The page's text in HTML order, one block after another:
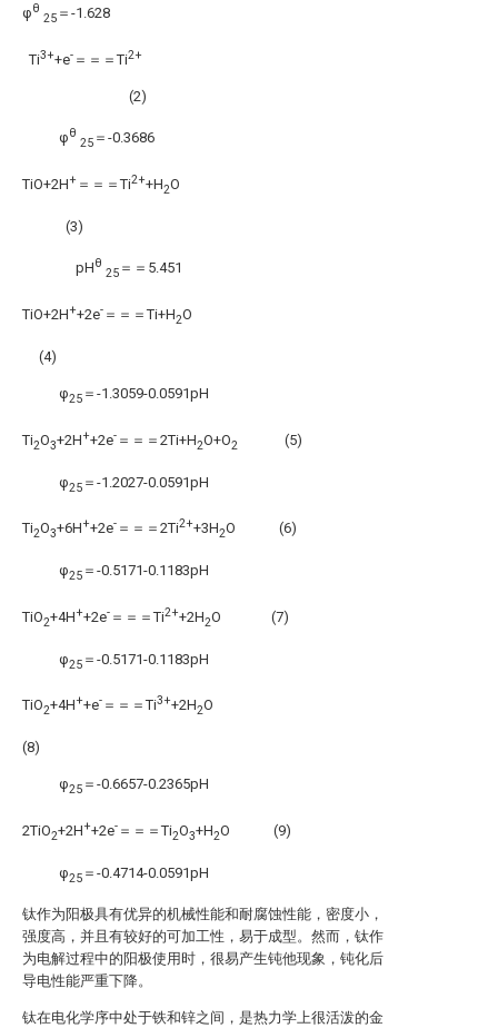
φθ
25 ＝-1.628
Ti3++e- ＝＝＝Ti2+
(2)
φθ
25 ＝-0.3686
TiO+2H+ ＝＝＝Ti2++H2O
(3)
pHθ
25 ＝＝5.451
TiO+2H++2e- ＝＝＝Ti+H2O
(4)
φ25 ＝-1.3059-0.0591pH
Ti2O3+2H++2e- ＝＝＝2Ti+H2O+O2 (5)
φ25 ＝-1.2027-0.0591pH
Ti2O3+6H++2e- ＝＝＝2Ti2++3H2O (6)
φ25 ＝-0.5171-0.1183pH
TiO2+4H++2e- ＝＝＝Ti2++2H2O (7)
φ25 ＝-0.5171-0.1183pH
TiO2+4H++e- ＝＝＝Ti3++2H2O
(8)
φ25 ＝-0.6657-0.2365pH
2TiO2+2H++2e- ＝＝＝Ti2O3+H2O (9)
φ25 ＝-0.4714-0.0591pH
钛作为阳极具有优异的机械性能和耐腐蚀性能，密度小，
强度高，并且有较好的可加工性，易于成型。然而，钛作
为电解过程中的阳极使用时，很易产生钝他现象，钝化后
导电性能严重下降。
钛在电化学序中处于铁和锌之间，是热力学上很活泼的金